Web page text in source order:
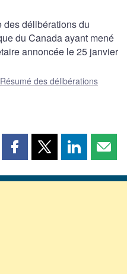
des délibérations du
du Canada ayant mené
annoncée le 25 janvier
Résumé des délibérations
Partager
page
Partager
page
Partager
page page